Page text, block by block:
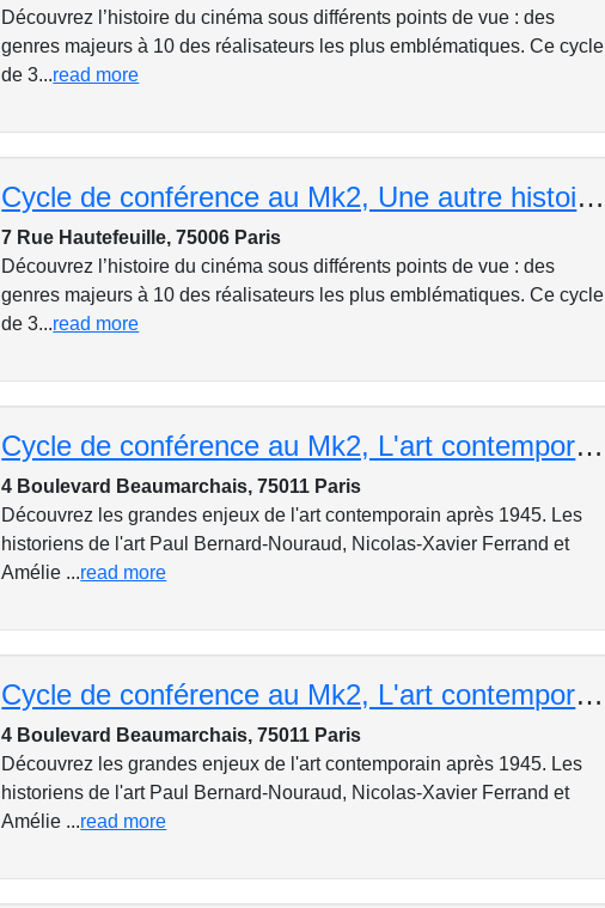
Découvrez l’histoire du cinéma sous différents points de vue : des
genres majeurs à 10 des réalisateurs les plus emblématiques. Ce cycle
de 3...read more
Cycle de conférence au Mk2, Une autre histoire de cinéma : David Cronenberg
7 Rue Hautefeuille, 75006 Paris
Découvrez l’histoire du cinéma sous différents points de vue : des
genres majeurs à 10 des réalisateurs les plus emblématiques. Ce cycle
de 3...read more
Cycle de conférence au Mk2, L'art contemporain : Dubuffet et l'art brut
4 Boulevard Beaumarchais, 75011 Paris
Découvrez les grandes enjeux de l'art contemporain après 1945. Les
historiens de l'art Paul Bernard-Nouraud, Nicolas-Xavier Ferrand et
Amélie ...read more
Cycle de conférence au Mk2, L'art contemporain : L'art conceptuel et l'art minimal
4 Boulevard Beaumarchais, 75011 Paris
Découvrez les grandes enjeux de l'art contemporain après 1945. Les
historiens de l'art Paul Bernard-Nouraud, Nicolas-Xavier Ferrand et
Amélie ...read more